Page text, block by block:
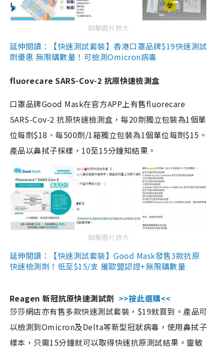
點擊圖片放大
延伸閱讀：【快速測試套裝】香港口罩品牌$19快速測試
劑優惠 無限購數量！可檢測Omicron病毒
fluorecare SARS-Cov-2 抗原快速檢測盒
口罩品牌Good Mask在官方APP上有售fluorecare
SARS-Cov-2 抗原快速檢測盒，每20劑獨立包裝為1個單
位每劑$18、每500劑/1箱獨立包裝為1個單位每劑$15。
產品以鼻拭子採樣，10至15分鐘知結果。
點擊圖片放大
延伸閱讀：【快速測試套裝】Good Mask發售3款抗原
快速檢測劑！低至$15/支 獲歐盟認證+無限購數量
Reagen 新冠抗原快速測試劑 >>按此選購<<
莎莎網店亦有售多款快速測試套裝，$19就買到。產品可
以檢測到Omicron及Delta等新型冠狀病毒，使用鼻拭子
樣本，只需15分鐘就可以取得快速抗原測試結果。靈敏